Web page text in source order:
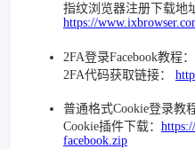
指纹浏览器注册下载地
https://
2FA登录Facebook教程：
2FA代码获取链接：
普通格式Cookie登录教程
Cookie插件下载：
facebook.zip